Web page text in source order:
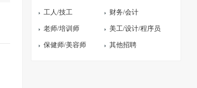
工人/技工 财务/会计
老师/培训师 美工/设计/程序员
保健师/美容师 其他招聘